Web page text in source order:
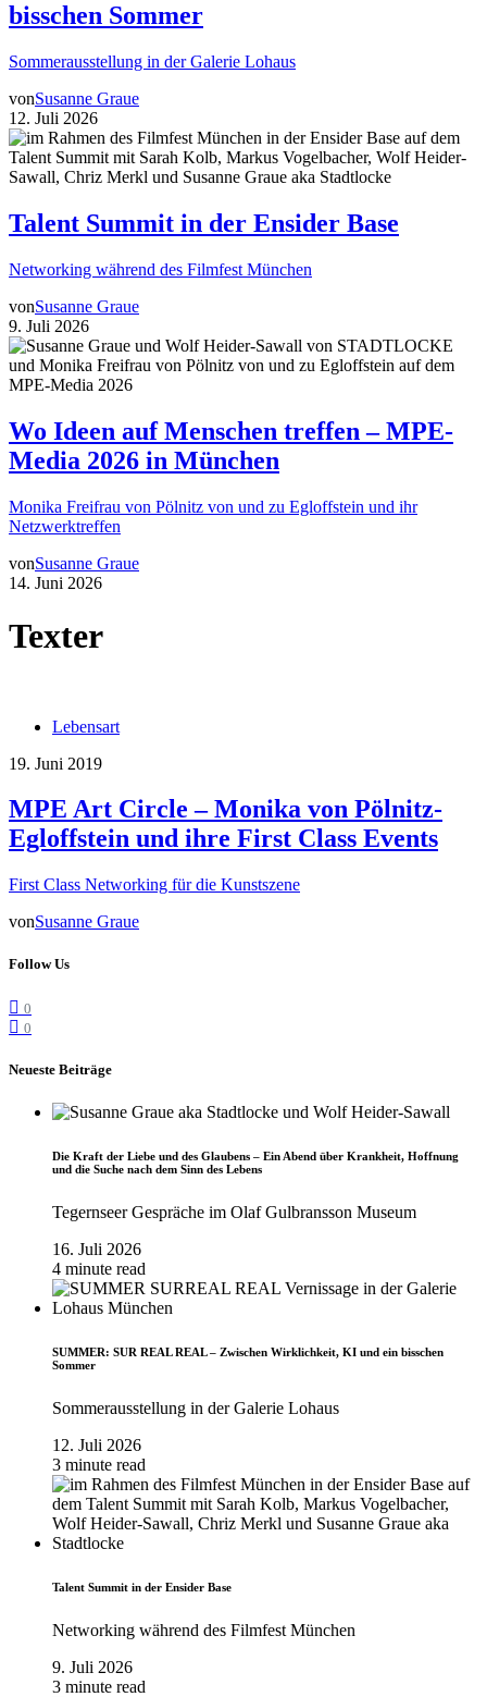
bisschen Sommer
Sommerausstellung in der Galerie Lohaus
vonSusanne Graue
12. Juli 2026
Talent Summit in der Ensider Base
Networking während des Filmfest München
vonSusanne Graue
9. Juli 2026
Wo Ideen auf Menschen treffen – MPE-
Media 2026 in München
Monika Freifrau von Pölnitz von und zu Egloffstein und ihr
Netzwerktreffen
vonSusanne Graue
14. Juni 2026
Texter
Lebensart
19. Juni 2019
MPE Art Circle – Monika von Pölnitz-
Egloffstein und ihre First Class Events
First Class Networking für die Kunstszene
vonSusanne Graue
Follow Us
0
0
Neueste Beiträge
Die Kraft der Liebe und des Glaubens – Ein Abend über Krankheit, Hoffnung
und die Suche nach dem Sinn des Lebens
Tegernseer Gespräche im Olaf Gulbransson Museum
16. Juli 2026
4 minute read
SUMMER: SUR REAL REAL – Zwischen Wirklichkeit, KI und ein bisschen
Sommer
Sommerausstellung in der Galerie Lohaus
12. Juli 2026
3 minute read
Talent Summit in der Ensider Base
Networking während des Filmfest München
9. Juli 2026
3 minute read